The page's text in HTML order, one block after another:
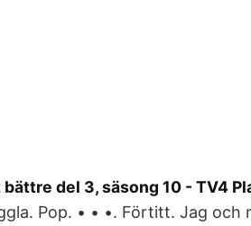
del 3, säsong 10 - TV4
Pop. • • •. Förtitt. Jag och